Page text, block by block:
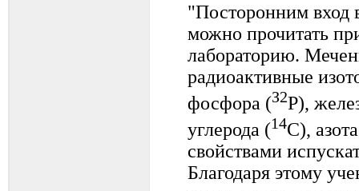
"Посторонним вход
можно прочитать
лабораторию.
радиоактивные
фосфора (З2Р),
углерода (14C),
свойствами
Благодаря этому